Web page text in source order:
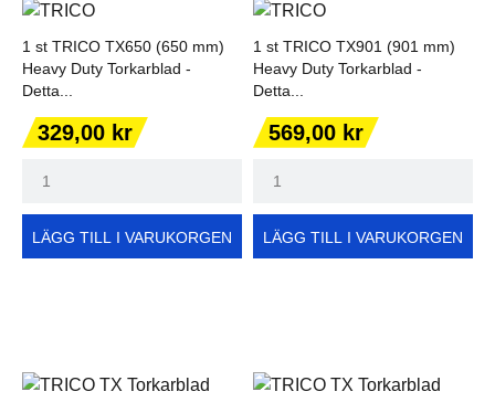
1 st TRICO TX650 (650 mm)
Heavy Duty Torkarblad -
Detta...
Pris
329,00 kr
LÄGG TILL I VARUKORGEN
1 st TRICO TX901 (901 mm)
Heavy Duty Torkarblad -
Detta...
Pris
569,00 kr
LÄGG TILL I VARUKORGEN